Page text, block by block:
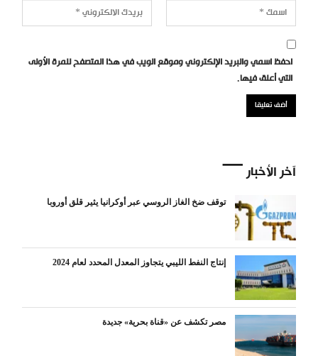
احفظ اسمي والبريد الإلكتروني وموقع الويب في هذا المتصفح للمرة الأولى
التي أعلق فيها.
آخر الأخبار
توقف ضخ الغاز الروسي عبر أوكرانيا يثير قلق أوروبا
إنتاج النفط الليبي يتجاوز المعدل المحدد لعام 2024
مصر تكشف عن «قناة بحرية» جديدة